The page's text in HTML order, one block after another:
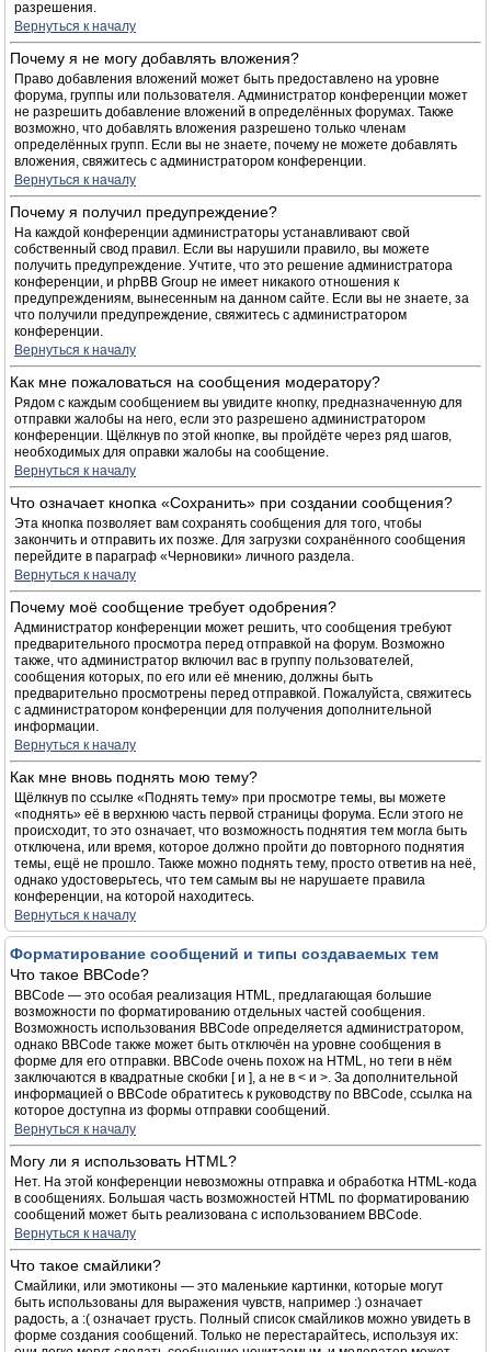
разрешения.
Вернуться к началу
Почему я не могу добавлять вложения?
Право добавления вложений может быть предоставлено на уровне
форума, группы или пользователя. Администратор конференции может
не разрешить добавление вложений в определённых форумах. Также
возможно, что добавлять вложения разрешено только членам
определённых групп. Если вы не знаете, почему не можете добавлять
вложения, свяжитесь с администратором конференции.
Вернуться к началу
Почему я получил предупреждение?
На каждой конференции администраторы устанавливают свой
собственный свод правил. Если вы нарушили правило, вы можете
получить предупреждение. Учтите, что это решение администратора
конференции, и phpBB Group не имеет никакого отношения к
предупреждениям, вынесенным на данном сайте. Если вы не знаете, за
что получили предупреждение, свяжитесь с администратором
конференции.
Вернуться к началу
Как мне пожаловаться на сообщения модератору?
Рядом с каждым сообщением вы увидите кнопку, предназначенную для
отправки жалобы на него, если это разрешено администратором
конференции. Щёлкнув по этой кнопке, вы пройдёте через ряд шагов,
необходимых для оправки жалобы на сообщение.
Вернуться к началу
Что означает кнопка «Сохранить» при создании сообщения?
Эта кнопка позволяет вам сохранять сообщения для того, чтобы
закончить и отправить их позже. Для загрузки сохранённого сообщения
перейдите в параграф «Черновики» личного раздела.
Вернуться к началу
Почему моё сообщение требует одобрения?
Администратор конференции может решить, что сообщения требуют
предварительного просмотра перед отправкой на форум. Возможно
также, что администратор включил вас в группу пользователей,
сообщения которых, по его или её мнению, должны быть
предварительно просмотрены перед отправкой. Пожалуйста, свяжитесь
с администратором конференции для получения дополнительной
информации.
Вернуться к началу
Как мне вновь поднять мою тему?
Щёлкнув по ссылке «Поднять тему» при просмотре темы, вы можете
«поднять» её в верхнюю часть первой страницы форума. Если этого не
происходит, то это означает, что возможность поднятия тем могла быть
отключена, или время, которое должно пройти до повторного поднятия
темы, ещё не прошло. Также можно поднять тему, просто ответив на неё,
однако удостоверьтесь, что тем самым вы не нарушаете правила
конференции, на которой находитесь.
Вернуться к началу
Форматирование сообщений и типы создаваемых тем
Что такое BBCode?
BBCode — это особая реализация HTML, предлагающая большие
возможности по форматированию отдельных частей сообщения.
Возможность использования BBCode определяется администратором,
однако BBCode также может быть отключён на уровне сообщения в
форме для его отправки. BBCode очень похож на HTML, но теги в нём
заключаются в квадратные скобки [ и ], а не в < и >. За дополнительной
информацией о BBCode обратитесь к руководству по BBCode, ссылка на
которое доступна из формы отправки сообщений.
Вернуться к началу
Могу ли я использовать HTML?
Нет. На этой конференции невозможны отправка и обработка HTML-кода
в сообщениях. Большая часть возможностей HTML по форматированию
сообщений может быть реализована с использованием BBCode.
Вернуться к началу
Что такое смайлики?
Смайлики, или эмотиконы — это маленькие картинки, которые могут
быть использованы для выражения чувств, например :) означает
радость, а :( означает грусть. Полный список смайликов можно увидеть в
форме создания сообщений. Только не перестарайтесь, используя их: